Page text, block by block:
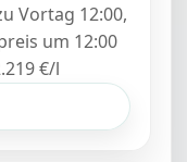
Vortag 12:00,
um 12:00
€/l